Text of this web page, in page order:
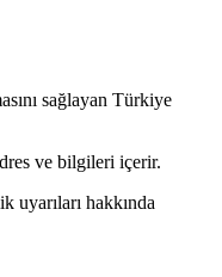
sağlayan Türkiye
ve bilgileri içerir.
uyarıları hakkında